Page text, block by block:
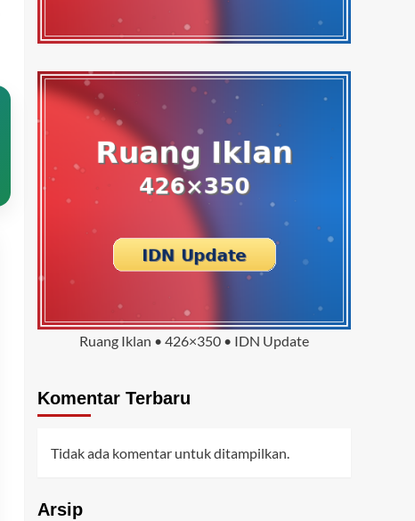
Ruang Iklan • 426×350 • IDN Update
Komentar Terbaru
Tidak ada komentar untuk ditampilkan.
Arsip